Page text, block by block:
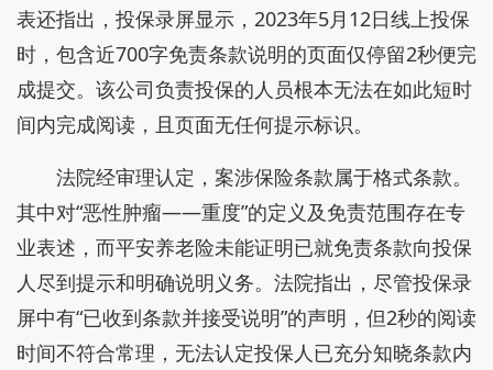
表还指出，投保录屏显示，2023年5月12日线上投保
时，包含近700字免责条款说明的页面仅停留2秒便完
成提交。该公司负责投保的人员根本无法在如此短时
间内完成阅读，且页面无任何提示标识。
法院经审理认定，案涉保险条款属于格式条款。
其中对“恶性肿瘤——重度”的定义及免责范围存在专
业表述，而平安养老险未能证明已就免责条款向投保
人尽到提示和明确说明义务。法院指出，尽管投保录
屏中有“已收到条款并接受说明”的声明，但2秒的阅读
时间不符合常理，无法认定投保人已充分知晓条款内